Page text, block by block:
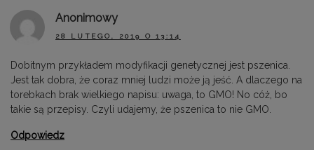
Anonimowy
28 LUTEGO, 2019 O 13:14
Dobitnym przykładem modyfikacji genetycznej jest pszenica.
Jest tak dobra, że coraz mniej ludzi może ją jeść. A dlaczego na
torebkach brak wielkiego napisu: uwaga, to GMO! No cóż, bo
takie są przepisy. Czyli udajemy, że pszenica to nie GMO.
Odpowiedz